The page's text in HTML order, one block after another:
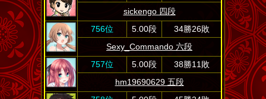
sickengo 四段
756位
5.00段
34勝26敗
Sexy_Commando 六段
757位
5.00段
38勝11敗
hm19690629 五段